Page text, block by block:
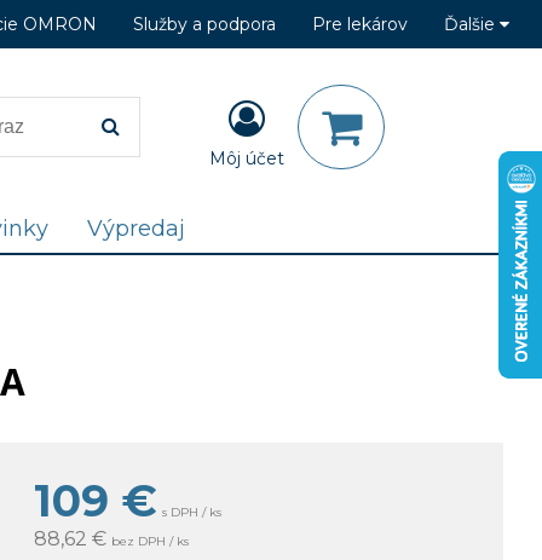
OMRON Služby a podpora Pre lekárov Ďalšie
Môj účet
Výpredaj
109 € s DPH / ks
88,62 € bez DPH / ks